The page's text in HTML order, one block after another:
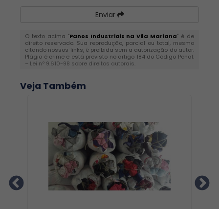
Enviar
O texto acima "Panos Industriais na Vila Mariana" é de
direito reservado. Sua reprodução, parcial ou total, mesmo
citando nossos links, é proibida sem a autorização do autor.
Plágio é crime e está previsto no artigo 184 do Código Penal.
– Lei n° 9.610-98 sobre direitos autorais.
Veja Também